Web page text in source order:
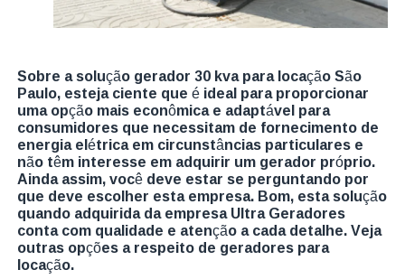
Sobre a solução gerador 30 kva para locação São
Paulo, esteja ciente que é ideal para proporcionar
uma opção mais econômica e adaptável para
consumidores que necessitam de fornecimento de
energia elétrica em circunstâncias particulares e
não têm interesse em adquirir um gerador próprio.
Ainda assim, você deve estar se perguntando por
que deve escolher esta empresa. Bom, esta solução
quando adquirida da empresa Ultra Geradores
conta com qualidade e atenção a cada detalhe. Veja
outras opções a respeito de geradores para
locação.